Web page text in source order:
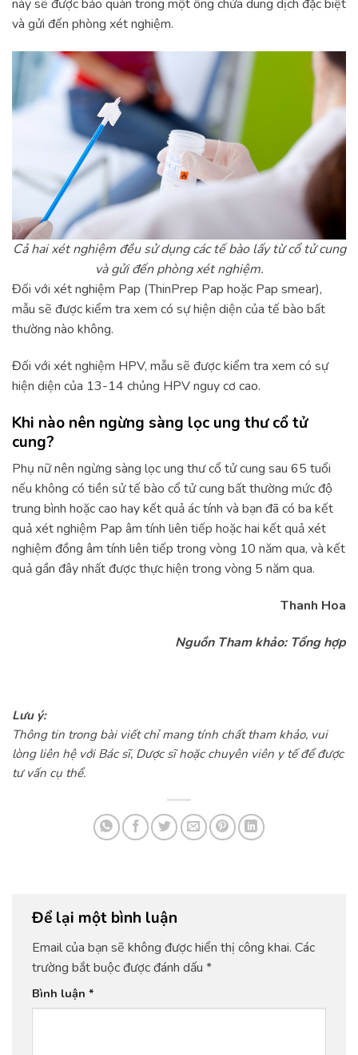
này sẽ được bảo quản trong một ống chứa dung dịch đặc biệt
và gửi đến phòng xét nghiệm.
Cả hai xét nghiệm đều sử dụng các tế bào lấy từ cổ tử cung
và gửi đến phòng xét nghiệm.
Đối với xét nghiệm Pap (ThinPrep Pap hoặc Pap smear),
mẫu sẽ được kiểm tra xem có sự hiện diện của tế bào bất
thường nào không.
Đối với xét nghiệm HPV, mẫu sẽ được kiểm tra xem có sự
hiện diện của 13-14 chủng HPV nguy cơ cao.
Khi nào nên ngừng sàng lọc ung thư cổ tử
cung?
Phụ nữ nên ngừng sàng lọc ung thư cổ tử cung sau 65 tuổi
nếu không có tiền sử tế bào cổ tử cung bất thường mức độ
trung bình hoặc cao hay kết quả ác tính và bạn đã có ba kết
quả xét nghiệm Pap âm tính liên tiếp hoặc hai kết quả xét
nghiệm đồng âm tính liên tiếp trong vòng 10 năm qua, và kết
quả gần đây nhất được thực hiện trong vòng 5 năm qua.
Thanh Hoa
Nguồn Tham khảo: Tổng hợp
Lưu ý:
Thông tin trong bài viết chỉ mang tính chất tham khảo, vui
lòng liên hệ với Bác sĩ, Dược sĩ hoặc chuyên viên y tế để được
tư vấn cụ thể.
Để lại một bình luận
Email của bạn sẽ không được hiển thị công khai. Các
trường bắt buộc được đánh dấu *
Bình luận *